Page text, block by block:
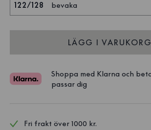
122/128 bevaka
LÄGG I VARUKORG
Shoppa med Klarna och
passar dig
Fri frakt över 1000 kr.